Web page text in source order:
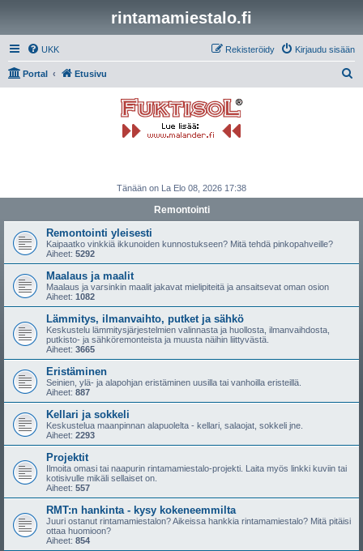
rintamamiestalo.fi
UKK Kirjaudu sisään
Rekisteröidy
Portal Etusivu
Tänään on La Elo 08, 2026 17:38
Remontointi
Remontointi yleisesti
Kaipaatko vinkkiä ikkunoiden kunnostukseen? Mitä tehdä pinkopahveille?
Aiheet: 5292
Maalaus ja maalit
Maalaus ja varsinkin maalit jakavat mielipiteitä ja ansaitsevat oman osion
Aiheet: 1082
Lämmitys, ilmanvaihto, putket ja sähkö
Keskustelu lämmitysjärjestelmien valinnasta ja huollosta, ilmanvaihdosta,
putkisto- ja sähköremonteista ja muusta näihin liittyvästä.
Aiheet: 3665
Eristäminen
Seinien, ylä- ja alapohjan eristäminen uusilla tai vanhoilla eristeillä.
Aiheet: 887
Kellari ja sokkeli
Keskustelua maanpinnan alapuolelta - kellari, salaojat, sokkeli jne.
Aiheet: 2293
Projektit
Ilmoita omasi tai naapurin rintamamiestalo-projekti. Laita myös linkki kuviin tai
kotisivulle mikäli sellaiset on.
Aiheet: 557
RMT:n hankinta - kysy kokeneemmilta
Juuri ostanut rintamamiestalon? Aikeissa hankkia rintamamiestalo? Mitä pitäisi
ottaa huomioon?
Aiheet: 854